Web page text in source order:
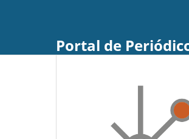
Portal de